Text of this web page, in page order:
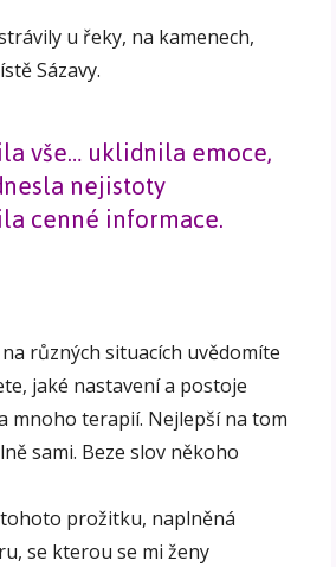
u řeky, na kamenech,
Sázavy.
vše… uklidnila emoce,
nejistoty
cenné informace.
různých situacích uvědomíte
jaké nastavení a postoje
mnoho terapií. Nejlepší na tom
sami. Beze slov někoho
prožitku, naplněná
se kterou se mi ženy